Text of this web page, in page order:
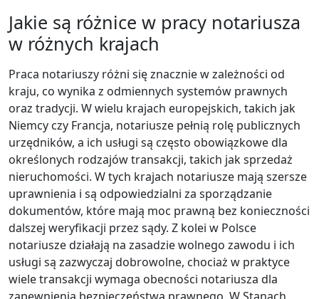
Jakie są różnice w pracy notariusza
w różnych krajach
Praca notariuszy różni się znacznie w zależności od
kraju, co wynika z odmiennych systemów prawnych
oraz tradycji. W wielu krajach europejskich, takich jak
Niemcy czy Francja, notariusze pełnią rolę publicznych
urzędników, a ich usługi są często obowiązkowe dla
określonych rodzajów transakcji, takich jak sprzedaż
nieruchomości. W tych krajach notariusze mają szersze
uprawnienia i są odpowiedzialni za sporządzanie
dokumentów, które mają moc prawną bez konieczności
dalszej weryfikacji przez sądy. Z kolei w Polsce
notariusze działają na zasadzie wolnego zawodu i ich
usługi są zazwyczaj dobrowolne, chociaż w praktyce
wiele transakcji wymaga obecności notariusza dla